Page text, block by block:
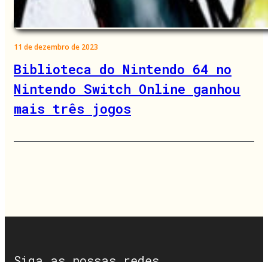
11 de dezembro de 2023
Biblioteca do Nintendo 64 no
Nintendo Switch Online ganhou
mais três jogos